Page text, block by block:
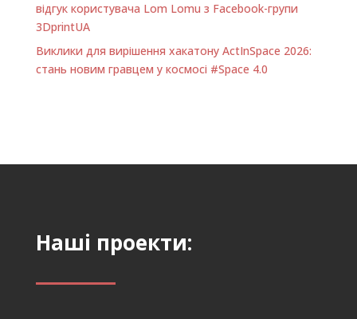
відгук користувача Lom Lomu з Facebook-групи
3DprintUA
Виклики для вирішення хакатону ActInSpace 2026:
стань новим гравцем у космосі #Space 4.0
Наші проекти: